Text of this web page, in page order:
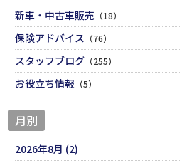
新車・中古車販売 （18）
保険アドバイス （76）
スタッフブログ （255）
お役立ち情報 （5）
月別
2026年8月 (2)